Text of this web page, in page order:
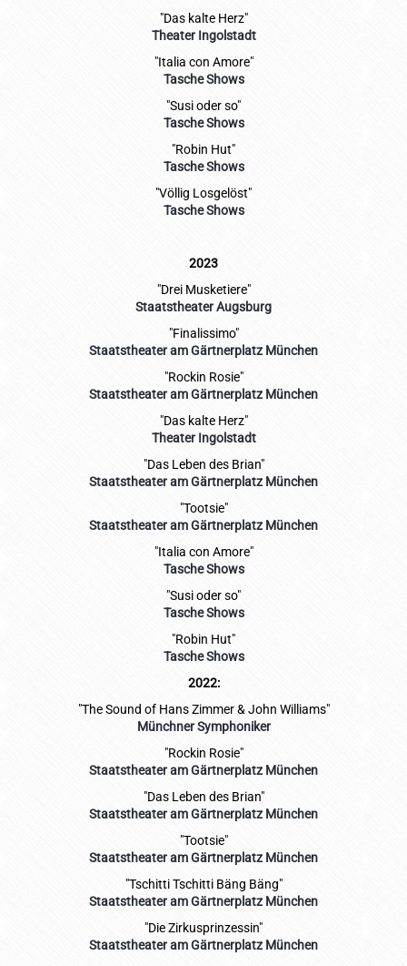
"Das kalte Herz"
Theater Ingolstadt
"Italia con Amore"
Tasche Shows
"Susi oder so"
Tasche Shows
"Robin Hut"
Tasche Shows
"Völlig Losgelöst"
Tasche Shows
2023
"Drei Musketiere"
Staatstheater Augsburg
"Finalissimo"
Staatstheater am Gärtnerplatz München
"Rockin Rosie"
Staatstheater am Gärtnerplatz München
"Das kalte Herz"
Theater Ingolstadt
"Das Leben des Brian"
Staatstheater am Gärtnerplatz München
"Tootsie"
Staatstheater am Gärtnerplatz München
"Italia con Amore"
Tasche Shows
"Susi oder so"
Tasche Shows
"Robin Hut"
Tasche Shows
2022:
"The Sound of Hans Zimmer & John Williams"
Münchner Symphoniker
"Rockin Rosie"
Staatstheater am Gärtnerplatz München
"Das Leben des Brian"
Staatstheater am Gärtnerplatz München
"Tootsie"
Staatstheater am Gärtnerplatz München
"Tschitti Tschitti Bäng Bäng"
Staatstheater am Gärtnerplatz München
"Die Zirkusprinzessin"
Staatstheater am Gärtnerplatz München